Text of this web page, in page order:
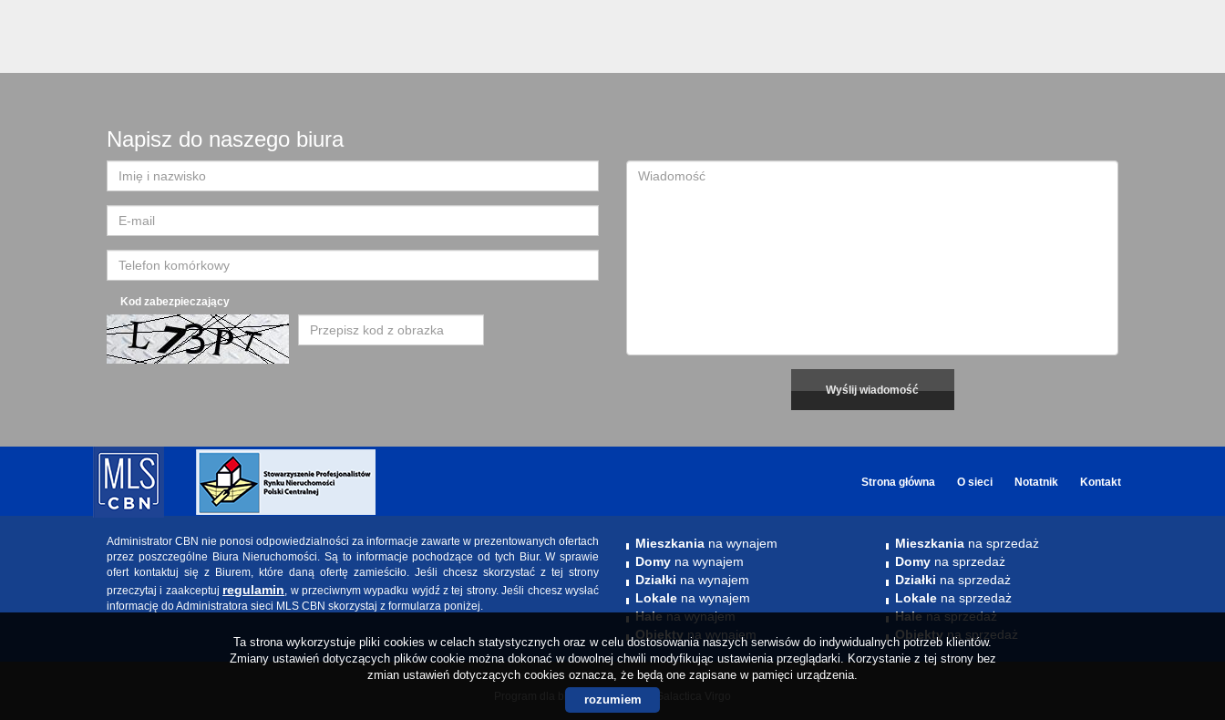
Napisz do naszego biura
Kod zabezpieczający
Strona główna O sieci Notatnik Kontakt
Administrator CBN nie ponosi odpowiedzialności za informacje zawarte w prezentowanych ofertach
przez poszczególne Biura Nieruchomości. Są to informacje pochodzące od tych Biur. W sprawie
ofert kontaktuj się z Biurem, które daną ofertę zamieściło. Jeśli chcesz skorzystać z tej strony
przeczytaj i zaakceptuj regulamin, w przeciwnym wypadku wyjdź z tej strony. Jeśli chcesz wysłać
informację do Administratora sieci MLS CBN skorzystaj z formularza poniżej.
Mieszkania na wynajem
Domy na wynajem
Działki na wynajem
Lokale na wynajem
Halena wynajem
Obiekty na wynajem
Mieszkania na sprzedaż
Domy na sprzedaż
Działki na sprzedaż
Lokale na sprzedaż
Halena sprzedaż
Obiekty na sprzedaż
Program dla biur nieruchomości
Ta strona wykorzystuje pliki cookies w celach statystycznych oraz w celu dostosowania naszych serwisów do indywidualnych potrzeb klientów.
Zmiany ustawień dotyczących plików cookie można dokonać w dowolnej chwili modyfikując ustawienia przeglądarki. Korzystanie z tej strony bez
zmian ustawień dotyczących cookies oznacza, że będą one zapisane w pamięci urządzenia.
rozumiem